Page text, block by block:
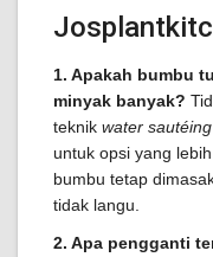
1. Apakah bumbu
minyak banyak?
teknik water sautéing
untuk opsi yang
bumbu tetap
tidak langu.
2. Apa pengganti